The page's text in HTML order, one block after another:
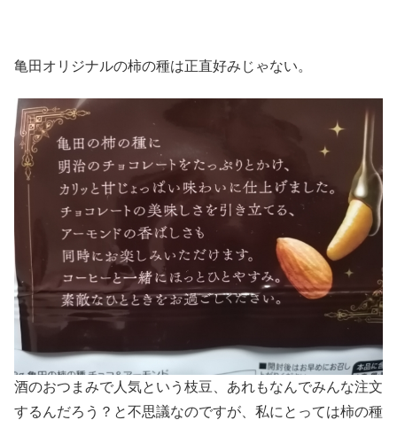
亀田オリジナルの柿の種は正直好みじゃない。
酒のおつまみで人気という枝豆、あれもなんでみんな注文
するんだろう？と不思議なのですが、私にとっては柿の種